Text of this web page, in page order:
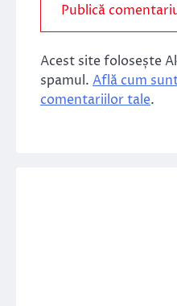
Acest site folosește
spamul. Află cum
comentariilor tale.